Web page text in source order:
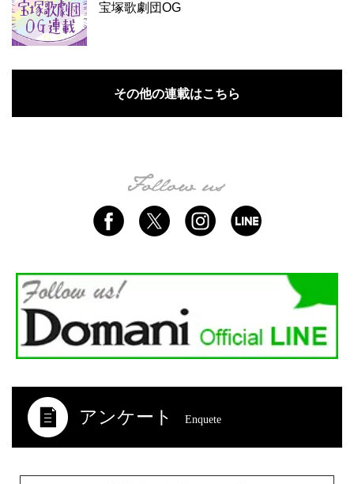
宝塚歌劇団OG
その他の連載はこちら
アンケート Enquete